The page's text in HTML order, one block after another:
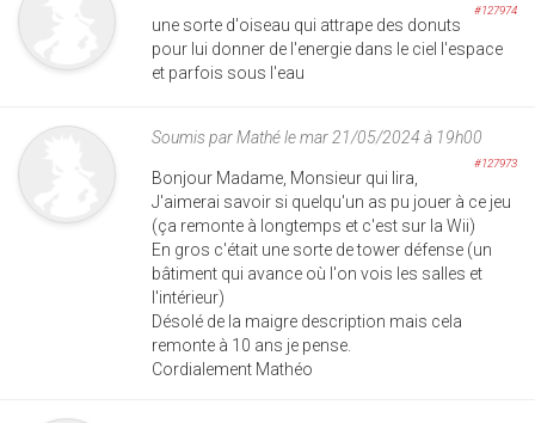
#127974
une sorte d'oiseau qui attrape des donuts
pour lui donner de l'energie dans le ciel l'espace
et parfois sous l'eau
Soumis parMathéle mar 21/05/2024 à 19h00
#127973
Bonjour Madame, Monsieur qui lira,
J'aimerai savoir si quelqu'un as pu jouer à ce jeu
(ça remonte à longtemps et c'est sur la Wii)
En gros c'était une sorte de tower défense (un
bâtiment qui avance où l'on vois les salles et
l'intérieur)
Désolé de la maigre description mais cela
remonte à 10 ans je pense.
Cordialement Mathéo